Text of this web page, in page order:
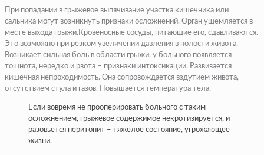
При попадании в грыжевое выпячивание участка кишечника или
сальника могут возникнуть признаки осложнений. Орган ущемляется в
месте выхода грыжи.Кровеносные сосуды, питающие его, сдавливаются.
Это возможно при резком увеличении давления в полости живота.
Возникает сильная боль в области грыжи, у больного появляется
тошнота, нередко и рвота – признаки интоксикации. Развивается
кишечная непроходимость. Она сопровождается вздутием живота,
отсутствием стула и газов. Повышается температура тела.
Если вовремя не прооперировать больного с таким
осложнением, грыжевое содержимое некротизируется, и
разовьется перитонит – тяжелое состояние, угрожающее
жизни.